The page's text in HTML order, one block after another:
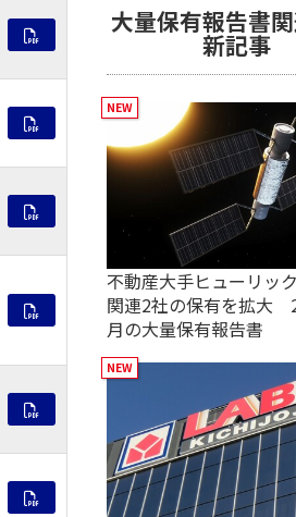
大量保有報告書
新記事
不動産大手ヒューリッ
関連2社の保有を拡大
月の大量保有報告書